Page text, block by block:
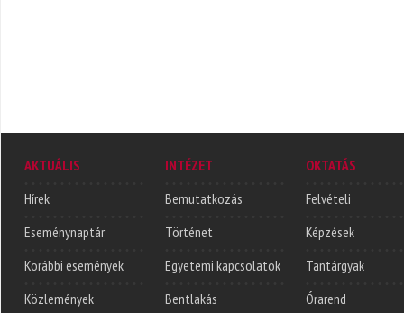
AKTUÁLIS
Hírek
Eseménynaptár
Korábbi események
Közlemények
INTÉZET
Bemutatkozás
Történet
Egyetemi kapcsolatok
Bentlakás
OKTATÁS
Felvételi
Képzések
Tantárgyak
Órarend